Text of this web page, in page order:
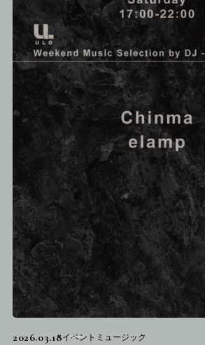
2026.03.18イベントミュージック